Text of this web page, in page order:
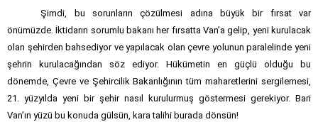
Şimdi, bu sorunların çözülmesi adına büyük bir fırsat var
önümüzde. İktidarın sorumlu bakanı her fırsatta Van’a gelip, yeni kurulacak
olan şehirden bahsediyor ve yapılacak olan çevre yolunun paralelinde yeni
şehrin kurulacağından söz ediyor. Hükümetin en güçlü olduğu bu
dönemde, Çevre ve Şehircilik Bakanlığının tüm maharetlerini sergilemesi,
21. yüzyılda yeni bir şehir nasıl kurulurmuş göstermesi gerekiyor. Bari
Van’ın yüzü bu konuda gülsün, kara talihi burada dönsün!